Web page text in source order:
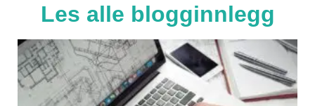
Les alle blogginnlegg